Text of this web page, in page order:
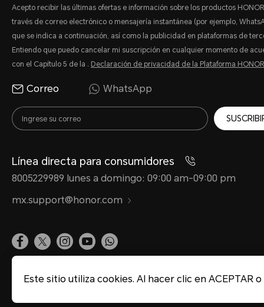
Gestor
Gestos y operación
Marcación
Mensajes
Otra información
Pantalla principal
Puertos y botones
Seguridad y
Wi-Fi y red
Acepto recibir las últimas ofertas e información sobre los productos
través de correo electrónico o mensajería instantánea (por ejemplo,
que se indica a continuación, así como la publicidad en plataformas de
Entiendo que puedo cancelar mi suscripción en cualquier momento de
con el Capítulo 5 de la . Declaración de privacidad de la Plataforma HONOR
Correo WhatsApp
Línea directa para consumidores
8005229989 lunes a domingo: 09:00 am-09:00 pm
mx.support@honor.com
Mapa del sitio Términos de uso Declaración de privacidad Política de cookies
Este sitio utiliza cookies. Al hacer clic en ACEPTAR